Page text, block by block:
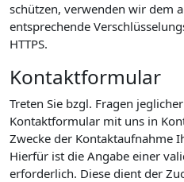
schützen, verwenden wir dem
entsprechende
HTTPS.
Kontaktformular
Treten Sie bzgl. Fragen
Kontaktformular mit uns in
Zwecke der Kontaktaufnahme
Hierfür ist die Angabe einer
erforderlich. Diese dient der